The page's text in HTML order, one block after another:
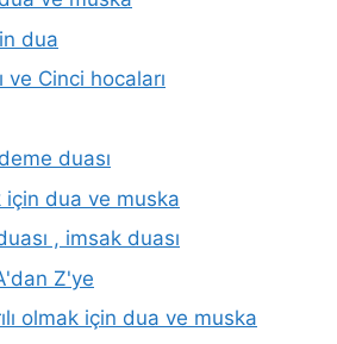
dua
ve Cinci hocaları
duası
için dua ve muska
, imsak duası
Z'ye
olmak için dua ve muska